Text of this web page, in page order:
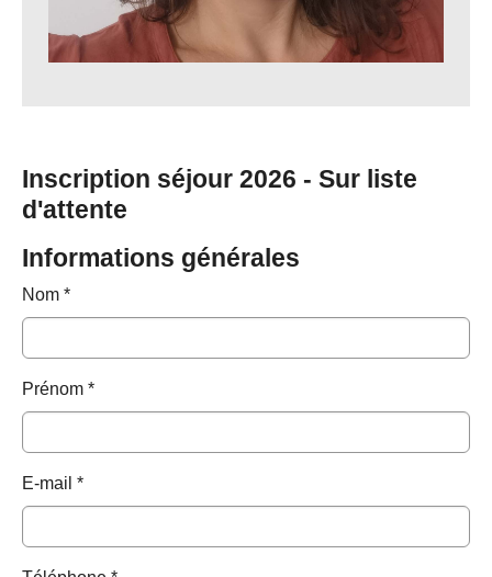
Inscription séjour 2026 - Sur liste
d'attente
Informations générales
Nom *
Prénom *
E-mail *